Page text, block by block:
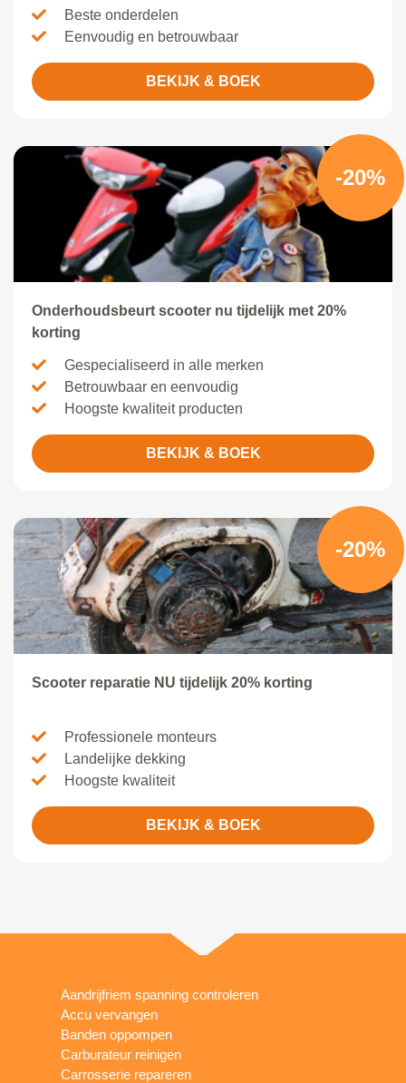
Beste onderdelen
Eenvoudig en betrouwbaar
BEKIJK & BOEK
-20%
Onderhoudsbeurt scooter nu tijdelijk met 20%
korting
Gespecialiseerd in alle merken
Betrouwbaar en eenvoudig
Hoogste kwaliteit producten
BEKIJK & BOEK
-20%
Scooter reparatie NU tijdelijk 20% korting
Professionele monteurs
Landelijke dekking
Hoogste kwaliteit
BEKIJK & BOEK
Aandrijfriem spanning controleren
Accu vervangen
Banden oppompen
Carburateur reinigen
Carrosserie repareren